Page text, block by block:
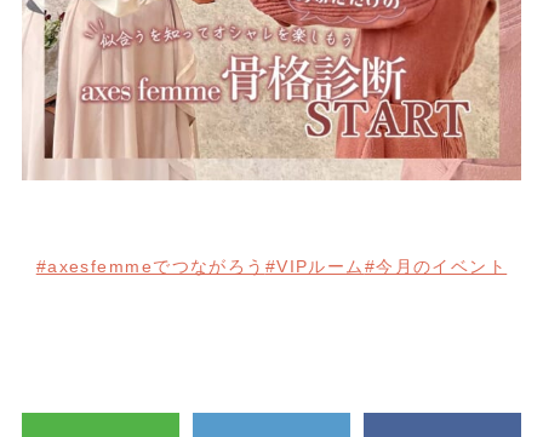
#axesfemmeでつながろう #VIPルーム #今月のイベント